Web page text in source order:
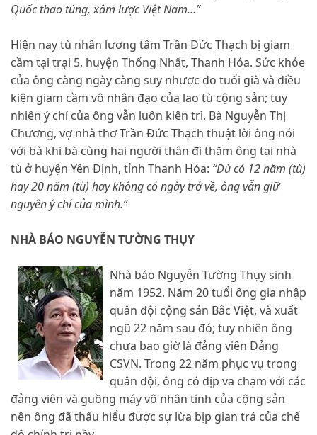
Quốc thao túng, xâm lược Việt Nam…”
Hiện nay tù nhân lương tâm Trần Đức Thạch bị giam
cầm tại trại 5, huyện Thống Nhất, Thanh Hóa. Sức khỏe
của ông càng ngày càng suy nhược do tuổi già và điều
kiện giam cầm vô nhân đạo của lao tù cộng sản; tuy
nhiên ý chí của ông vẫn luôn kiên trì. Bà Nguyễn Thị
Chương, vợ nhà thơ Trần Đức Thạch thuật lời ông nói
với bà khi bà cùng hai người thân đi thăm ông tại nhà
tù ở huyện Yên Định, tỉnh Thanh Hóa: “Dù có 12 năm (tù)
hay 20 năm (tù) hay không có ngày trở về, ông vẫn giữ
nguyên ý chí của mình.”
NHÀ BÁO NGUYỄN TƯỜNG THỤY
Nhà báo Nguyễn Tường Thụy sinh
năm 1952. Năm 20 tuổi ông gia nhập
quân đội cộng sản Bắc Việt, và xuất
ngũ 22 năm sau đó; tuy nhiên ông
chưa bao giờ là đảng viên Đảng
CSVN. Trong 22 năm phục vụ trong
quân đội, ông có dịp va chạm với các
đảng viên và guồng máy vô nhân tính của cộng sản
nên ông đã thấu hiểu được sự lừa bịp gian trá của chế